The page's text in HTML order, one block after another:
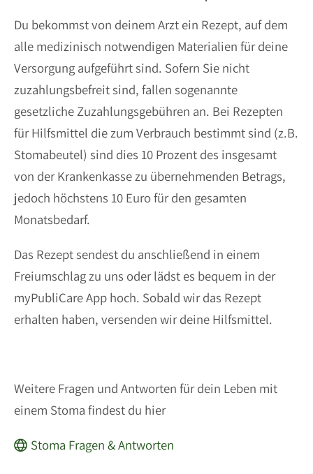
Du bekommst von deinem Arzt ein Rezept, auf dem
alle medizinisch notwendigen Materialien für deine
Versorgung aufgeführt sind. Sofern Sie nicht
zuzahlungsbefreit sind, fallen sogenannte
gesetzliche Zuzahlungsgebühren an. Bei Rezepten
für Hilfsmittel die zum Verbrauch bestimmt sind (z.B.
Stomabeutel) sind dies 10 Prozent des insgesamt
von der Krankenkasse zu übernehmenden Betrags,
jedoch höchstens 10 Euro für den gesamten
Monatsbedarf.
Das Rezept sendest du anschließend in einem
Freiumschlag zu uns oder lädst es bequem in der
myPubliCare App hoch. Sobald wir das Rezept
erhalten haben, versenden wir deine Hilfsmittel.
Weitere Fragen und Antworten für dein Leben mit
einem Stoma findest du hier
Stoma Fragen & Antworten